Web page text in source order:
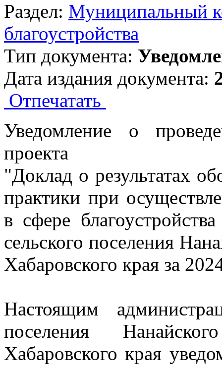
Раздел: Муниципальный
благоустройства
Тип документа:
Дата издания документа:
Отпечатать
Уведомление о
проекта
"Доклад о результатах
практики при
в сфере
сельского поселения
Хабаровского края за
Настоящим
поселения
Хабаровского края